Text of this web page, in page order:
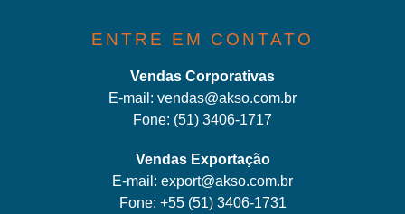
ENTRE EM CONTATO
Vendas Corporativas
E-mail: vendas@akso.com.br
Fone: (51) 3406-1717
Vendas Exportação
E-mail: export@akso.com.br
Fone: +55 (51) 3406-1731